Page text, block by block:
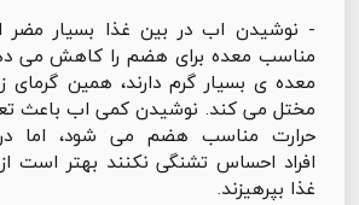
- نوشیدن اب در بین غذا بسیار مضر
مناسب معده برای هضم را کاهش می
معده ی بسیار گرم دارند، همین گرمای
مختل می کند. نوشیدن کمی اب باعث
حرارت مناسب هضم می شود، اما
افراد احساس تشنگی نکنند بهتر است
غذا بپرهیزند.